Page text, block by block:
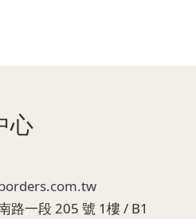
心
路一段 205 號 1樓 / B1